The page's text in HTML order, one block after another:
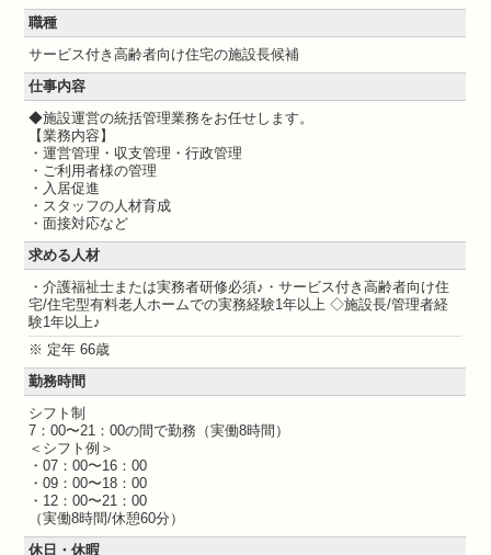
職種
サービス付き高齢者向け住宅の施設長候補
仕事内容
◆施設運営の統括管理業務をお任せします。
【業務内容】
・運営管理・収支管理・行政管理
・ご利用者様の管理
・入居促進
・スタッフの人材育成
・面接対応など
求める人材
・介護福祉士または実務者研修必須♪・サービス付き高齢者向け住
宅/住宅型有料老人ホームでの実務経験1年以上 ◇施設長/管理者経
験1年以上♪
※ 定年 66歳
勤務時間
シフト制
7：00〜21：00の間で勤務（実働8時間）
＜シフト例＞
・07：00〜16：00
・09：00〜18：00
・12：00〜21：00
（実働8時間/休憩60分）
休日・休暇